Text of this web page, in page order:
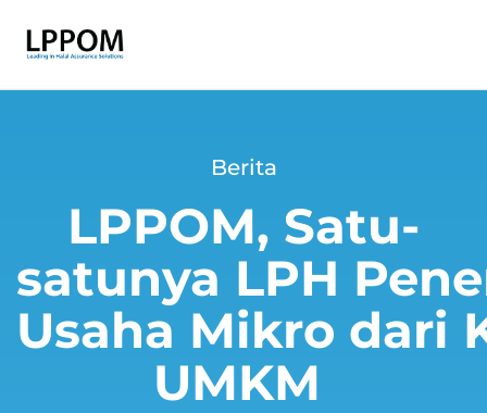
Berita
LPPOM, Satu-
satunya LPH
Usaha Mikro dari
UMKM